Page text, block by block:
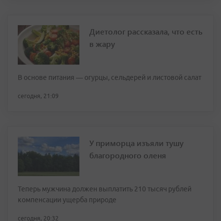
Диетолог рассказала, что есть
в жару
В основе питания — огурцы, сельдерей и листовой салат
сегодня, 21:09
У приморца изъяли тушу
благородного оленя
Теперь мужчина должен выплатить 210 тысяч рублей
компенсации ущерба природе
сегодня, 20:32